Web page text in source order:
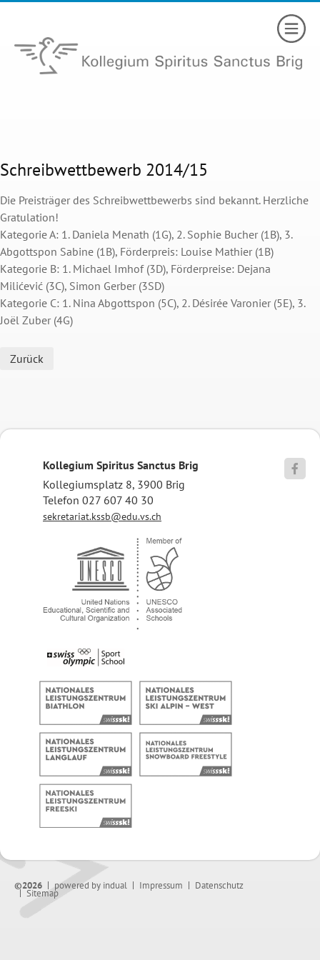
Schreibwettbewerb 2014/15
Die Preisträger des Schreibwettbewerbs sind bekannt. Herzliche
Gratulation!
Kategorie A: 1. Daniela Menath (1G), 2. Sophie Bucher (1B), 3.
Abgottspon Sabine (1B), Förderpreis: Louise Mathier (1B)
Kategorie B: 1. Michael Imhof (3D), Förderpreise: Dejana
Milićević (3C), Simon Gerber (3SD)
Kategorie C: 1. Nina Abgottspon (5C), 2. Désirée Varonier (5E), 3.
Joël Zuber (4G)
Zurück
Kollegium Spiritus Sanctus Brig
Kollegiumsplatz 8, 3900 Brig
Telefon 027 607 40 30
sekretariat.kssb@edu.vs.ch

©2026 powered by indual Impressum Datenschutz
Sitemap